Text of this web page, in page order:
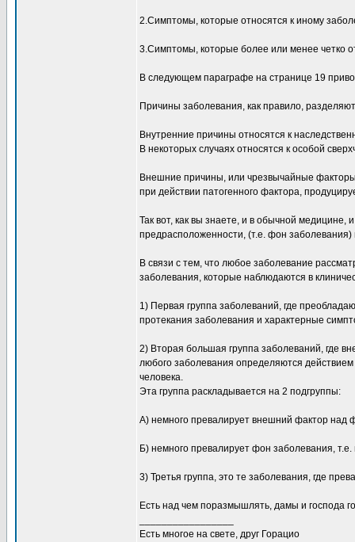
2.Симптомы, которые относятся к иному
3.Симптомы, которые более или менее четко
В следующем параграфе на странице 19
Причины заболевания, как правило,
Внутренние причины относятся к
В некоторых случаях относятся к особой
Внешние причины, или чрезвычайные
при действии патогенного фактора,
Так вот, как вы знаете, и в обычной медицине,
предрасположенности, (т.е. фон
В связи с тем, что любое заболевание
заболевания, которые наблюдаются в
1) Первая группа заболеваний, где
протекания заболевания и характерные
2) Вторая большая группа заболеваний, где
любого заболевания определяются
человека.
Эта группа раскладывается на 2 подгруппы:
А) немного превалирует внешний фактор над
Б) немного превалирует фон заболевания,
3) Третья группа, это те заболевания, где
Есть над чем поразмышлять, дамы и господа
Есть многое на свете, друг Горацио